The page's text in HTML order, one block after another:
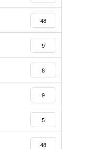
48
9
8
9
5
48